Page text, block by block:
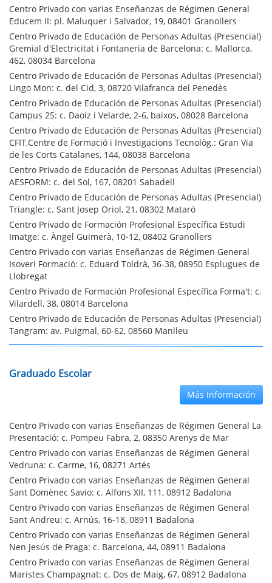
Centro Privado con varias Enseñanzas de Régimen General
Educem II: pl. Maluquer i Salvador, 19, 08401 Granollers
Centro Privado de Educación de Personas Adultas (Presencial)
Gremial d'Electricitat i Fontaneria de Barcelona: c. Mallorca,
462, 08034 Barcelona
Centro Privado de Educación de Personas Adultas (Presencial)
Lingo Mon: c. del Cid, 3, 08720 Vilafranca del Penedès
Centro Privado de Educación de Personas Adultas (Presencial)
Campus 25: c. Daoiz i Velarde, 2-6, baixos, 08028 Barcelona
Centro Privado de Educación de Personas Adultas (Presencial)
CFIT,Centre de Formació i Investigacions Tecnològ.: Gran Via
de les Corts Catalanes, 144, 08038 Barcelona
Centro Privado de Educación de Personas Adultas (Presencial)
AESFORM: c. del Sol, 167, 08201 Sabadell
Centro Privado de Educación de Personas Adultas (Presencial)
Triangle: c. Sant Josep Oriol, 21, 08302 Mataró
Centro Privado de Formación Profesional Específica Estudi
Imatge: c. Àngel Guimerà, 10-12, 08402 Granollers
Centro Privado con varias Enseñanzas de Régimen General
Isoveri Formació: c. Eduard Toldrà, 36-38, 08950 Esplugues de
Llobregat
Centro Privado de Formación Profesional Específica Forma't: c.
Vilardell, 38, 08014 Barcelona
Centro Privado de Educación de Personas Adultas (Presencial)
Tangram: av. Puigmal, 60-62, 08560 Manlleu
Graduado Escolar
Más Información
Centro Privado con varias Enseñanzas de Régimen General La
Presentació: c. Pompeu Fabra, 2, 08350 Arenys de Mar
Centro Privado con varias Enseñanzas de Régimen General
Vedruna: c. Carme, 16, 08271 Artés
Centro Privado con varias Enseñanzas de Régimen General
Sant Domènec Savio: c. Alfons XII, 111, 08912 Badalona
Centro Privado con varias Enseñanzas de Régimen General
Sant Andreu: c. Arnús, 16-18, 08911 Badalona
Centro Privado con varias Enseñanzas de Régimen General
Nen Jesús de Praga: c. Barcelona, 44, 08911 Badalona
Centro Privado con varias Enseñanzas de Régimen General
Maristes Champagnat: c. Dos de Maig, 67, 08912 Badalona